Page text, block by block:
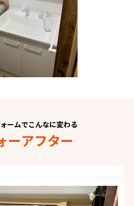
ームでこんなに変わる
ーアフター